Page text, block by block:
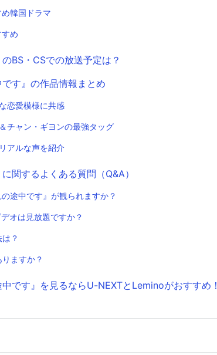
韓国ドラマ
め
BS・CSでの放送予定は？
す』の作品情報まとめ
恋愛模様に共感
チャン・ギヨンの最強タッグ
アルな声を紹介
関するよくある質問（Q&A）
途中です』が観られますか？
オは見放題ですか？
？
ますか？
です』を見るならU-NEXTとLeminoがおすすめ！